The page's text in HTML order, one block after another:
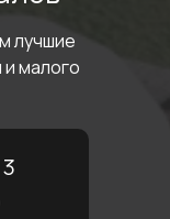
лучшие
малого